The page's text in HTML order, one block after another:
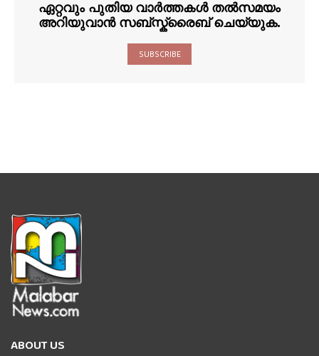
ഏറ്റവും പുതിയ വാർത്തകൾ തൽസമയം
അറിയുവാൻ സബ്സ്ക്രൈബ് ചെയ്യുക.
SUBSCRIBE
ABOUT US